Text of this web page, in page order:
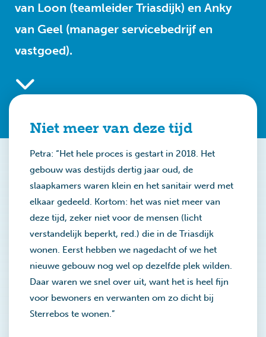
van Loon (teamleider Triasdijk) en Anky
van Geel (manager servicebedrijf en
vastgoed).
Niet meer van deze tijd
Petra: “Het hele proces is gestart in 2018. Het
gebouw was destijds dertig jaar oud, de
slaapkamers waren klein en het sanitair werd met
elkaar gedeeld. Kortom: het was niet meer van
deze tijd, zeker niet voor de mensen (licht
verstandelijk beperkt, red.) die in de Triasdijk
wonen. Eerst hebben we nagedacht of we het
nieuwe gebouw nog wel op dezelfde plek wilden.
Daar waren we snel over uit, want het is heel fijn
voor bewoners en verwanten om zo dicht bij
Sterrebos te wonen.”